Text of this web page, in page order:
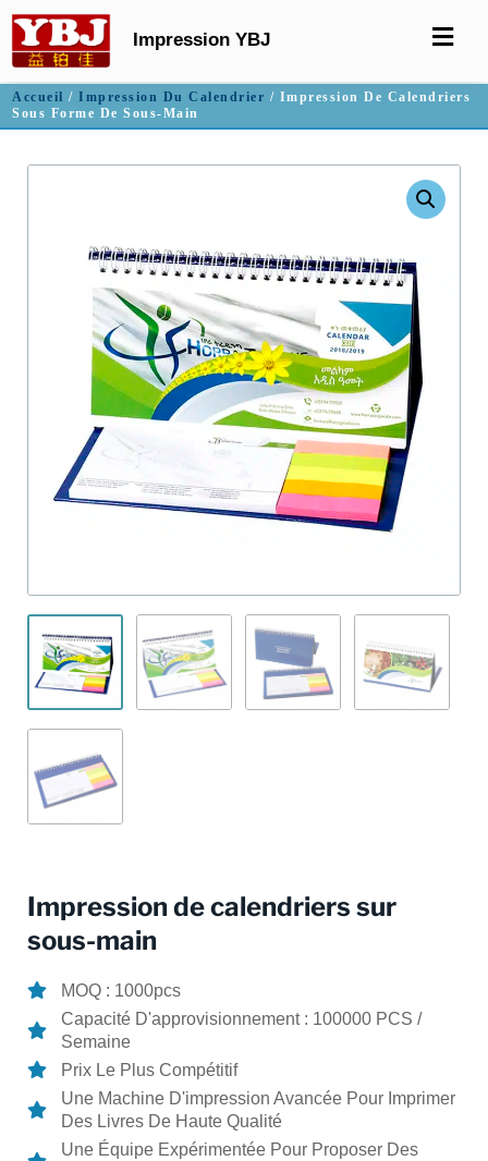
Impression YBJ
Accueil / Impression Du Calendrier / Impression De Calendriers
Sous Forme De Sous-Main
Impression de calendriers sur
sous-main
MOQ : 1000pcs
Capacité D'approvisionnement : 100000 PCS /
Semaine
Prix Le Plus Compétitif
Une Machine D'impression Avancée Pour Imprimer
Des Livres De Haute Qualité
Une Équipe Expérimentée Pour Proposer Des